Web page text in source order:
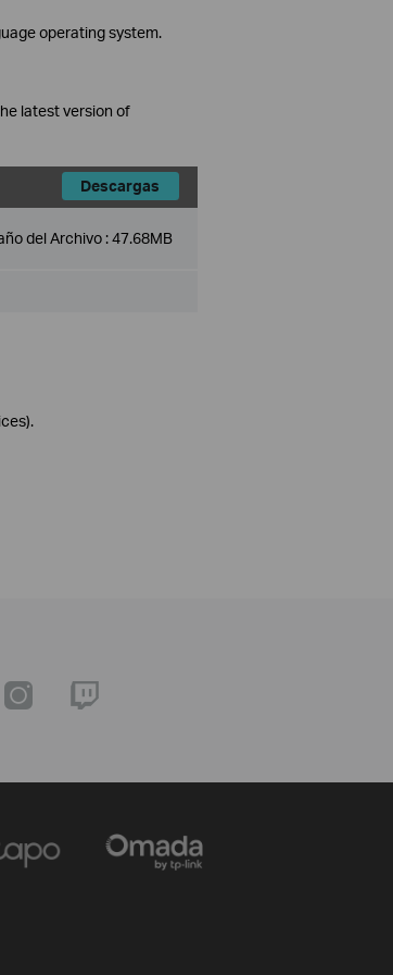
operating system.
latest version of
Descargas
del Archivo :47.68MB